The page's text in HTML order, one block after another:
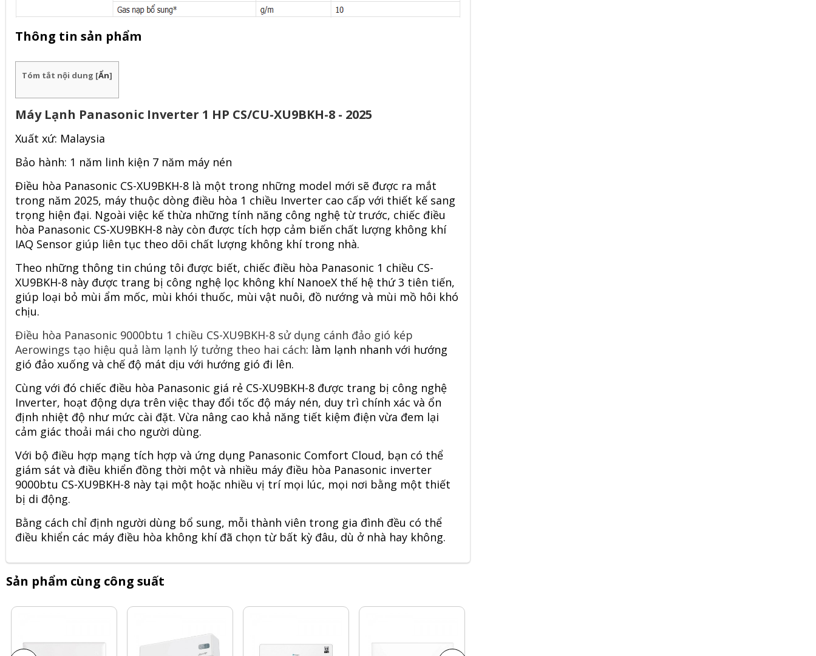
Thông tin sản phẩm
Tóm tắt nội dung [Ẩn]
Máy Lạnh Panasonic Inverter 1 HP CS/CU-XU9BKH-8 - 2025
Xuất xứ: Malaysia
Bảo hành: 1 năm linh kiện 7 năm máy nén
Điều hòa Panasonic CS-XU9BKH-8 là một trong những model mới sẽ được ra mắt
trong năm 2025, máy thuộc dòng điều hòa 1 chiều Inverter cao cấp với thiết kế sang
trọng hiện đại. Ngoài việc kế thừa những tính năng công nghệ từ trước, chiếc điều
hòa Panasonic CS-XU9BKH-8 này còn được tích hợp cảm biến chất lượng không khí
IAQ Sensor giúp liên tục theo dõi chất lượng không khí trong nhà.
Theo những thông tin chúng tôi được biết, chiếc điều hòa Panasonic 1 chiều CS-
XU9BKH-8 này được trang bị công nghệ lọc không khí NanoeX thế hệ thứ 3 tiên tiến,
giúp loại bỏ mùi ẩm mốc, mùi khói thuốc, mùi vật nuôi, đồ nướng và mùi mồ hôi khó
chịu.
Điều hòa Panasonic 9000btu 1 chiều CS-XU9BKH-8 sử dụng cánh đảo gió kép
Aerowings tạo hiệu quả làm lạnh lý tưởng theo hai cách: làm lạnh nhanh với hướng
gió đảo xuống và chế độ mát dịu với hướng gió đi lên.
Cùng với đó chiếc điều hòa Panasonic giá rẻ CS-XU9BKH-8 được trang bị công nghệ
Inverter, hoạt động dựa trên việc thay đổi tốc độ máy nén, duy trì chính xác và ổn
định nhiệt độ như mức cài đặt. Vừa nâng cao khả năng tiết kiệm điện vừa đem lại
cảm giác thoải mái cho người dùng.
Với bộ điều hợp mạng tích hợp và ứng dụng Panasonic Comfort Cloud, bạn có thể
giám sát và điều khiển đồng thời một và nhiều máy điều hòa Panasonic inverter
9000btu CS-XU9BKH-8 này tại một hoặc nhiều vị trí mọi lúc, mọi nơi bằng một thiết
bị di động.
Bằng cách chỉ định người dùng bổ sung, mỗi thành viên trong gia đình đều có thể
điều khiển các máy điều hòa không khí đã chọn từ bất kỳ đâu, dù ở nhà hay không.
Sản phẩm cùng công suất